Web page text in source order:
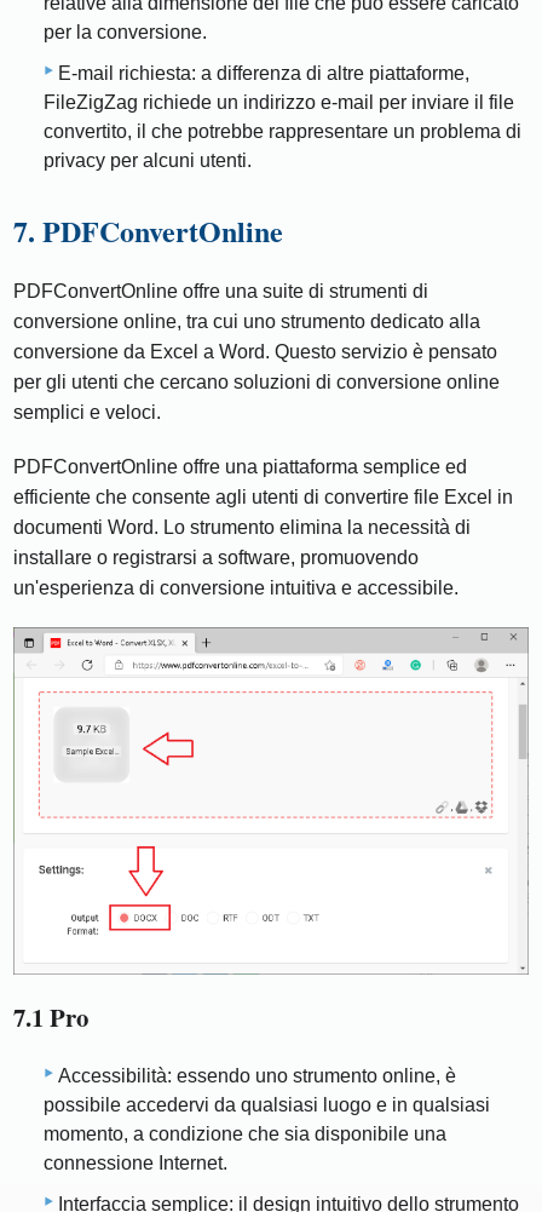
per la conversione.
E-mail richiesta: a differenza di altre piattaforme,
FileZigZag richiede un indirizzo e-mail per inviare il file
convertito, il che potrebbe rappresentare un problema di
privacy per alcuni utenti.
7. PDFConvertOnline
PDFConvertOnline offre una suite di strumenti di
conversione online, tra cui uno strumento dedicato alla
conversione da Excel a Word. Questo servizio è pensato
per gli utenti che cercano soluzioni di conversione online
semplici e veloci.
PDFConvertOnline offre una piattaforma semplice ed
efficiente che consente agli utenti di convertire file Excel in
documenti Word. Lo strumento elimina la necessità di
installare o registrarsi a software, promuovendo
un'esperienza di conversione intuitiva e accessibile.
7.1 Pro
Accessibilità: essendo uno strumento online, è
possibile accedervi da qualsiasi luogo e in qualsiasi
momento, a condizione che sia disponibile una
connessione Internet.
Interfaccia semplice: il design intuitivo dello strumento